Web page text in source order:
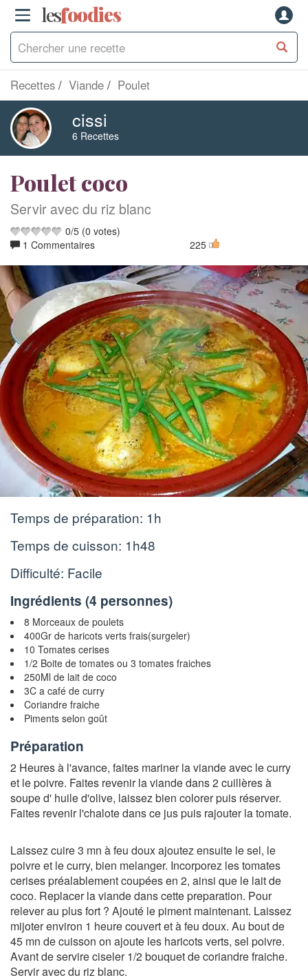
lesfoodies
Recettes Viande Poulet
cissi
6 Recettes
Poulet coco
Servir avec du riz blanc
0/5 (0 votes)
1 Commentaires
225
Temps de préparation: 1h
Temps de cuisson: 1h48
Difficulté: Facile
Ingrédients (4 personnes)
8 Morceaux de poulets
400Gr de haricots verts frais(surgeler)
10 Tomates cerises
1/2 Boite de tomates ou 3 tomates fraiches
250Ml de lait de coco
3C a café de curry
Coriandre fraiche
Piments selon goût
Préparation
2 Heures à l'avance, faites mariner la viande avec le curry
et le poivre. Faites revenir la viande dans 2 cuillères à
soupe d' huile d'olive, laissez bien colorer puis réserver.
Faites revenir l'chalote dans ce jus puis rajouter la tomate.
Laissez cuire 3 mn à feu doux ajoutez ensuite le sel, le
poivre et le curry, bien melanger. Incorporez les tomates
cerises préalablement coupées en 2, ainsi que le lait de
coco. Replacer la viande dans cette preparation. Pour
relever au plus fort ? Ajouté le piment maintenant. Laissez
mijoter environ 1 heure couvert et à feu doux. Au bout de
45 mn de cuisson on ajoute les haricots verts, sel poivre.
Avant de servire ciseler 1/2 bouquet de coriandre fraiche.
Servir avec du riz blanc.